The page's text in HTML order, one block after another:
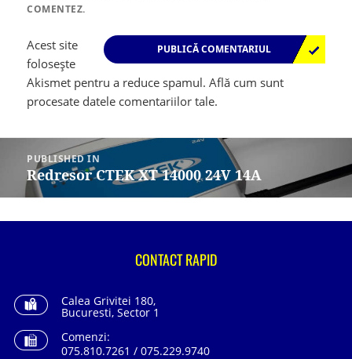
COMENTEZ.
Acest site
folosește
Akismet pentru a reduce spamul.Află cum sunt
procesate datele comentariilor tale.
articole
PUBLISHED IN
Redresor CTEK XT 14000 24V 14A
CONTACT RAPID
Calea Grivitei 180,
Bucuresti, Sector 1
Comenzi:
075.810.7261 / 075.229.9740